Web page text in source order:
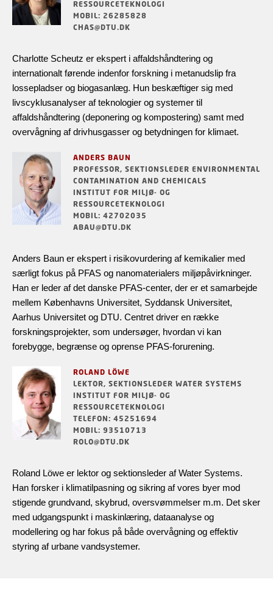
RESSOURCETEKNOLOGI
MOBIL: 26285828
CHAS@DTU.DK
Charlotte Scheutz er ekspert i affaldshåndtering og
internationalt førende indenfor forskning i metanudslip fra
lossepladser og biogasanlæg. Hun beskæftiger sig med
livscyklusanalyser af teknologier og systemer til
affaldshåndtering (deponering og kompostering) samt med
overvågning af drivhusgasser og betydningen for klimaet.
ANDERS BAUN
PROFESSOR, SEKTIONSLEDER ENVIRONMENTAL
CONTAMINATION AND CHEMICALS
INSTITUT FOR MILJØ- OG
RESSOURCETEKNOLOGI
MOBIL: 42702035
ABAU@DTU.DK
Anders Baun er ekspert i risikovurdering af kemikalier med
særligt fokus på PFAS og nanomaterialers miljøpåvirkninger.
Han er leder af det danske PFAS-center, der er et samarbejde
mellem Københavns Universitet, Syddansk Universitet,
Aarhus Universitet og DTU. Centret driver en række
forskningsprojekter, som undersøger, hvordan vi kan
forebygge, begrænse og oprense PFAS-forurening.
ROLAND LÖWE
LEKTOR, SEKTIONSLEDER WATER SYSTEMS
INSTITUT FOR MILJØ- OG
RESSOURCETEKNOLOGI
TELEFON: 45251694
MOBIL: 93510713
ROLO@DTU.DK
Roland Löwe er lektor og sektionsleder af Water Systems.
Han forsker i klimatilpasning og sikring af vores byer mod
stigende grundvand, skybrud, oversvømmelser m.m. Det sker
med udgangspunkt i maskinlæring, dataanalyse og
modellering og har fokus på både overvågning og effektiv
styring af urbane vandsystemer.